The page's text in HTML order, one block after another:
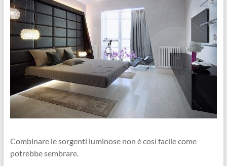
Combinare le sorgenti luminose non è così facile come
potrebbe sembrare.